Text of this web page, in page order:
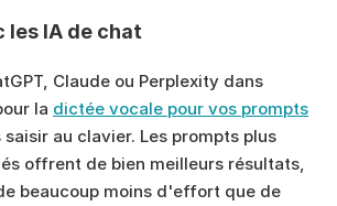
les IA de chat
Claude ou Perplexity dans
la dictée vocale pour vos prompts
au clavier. Les prompts plus
offrent de bien meilleurs résultats,
beaucoup moins d'effort que de